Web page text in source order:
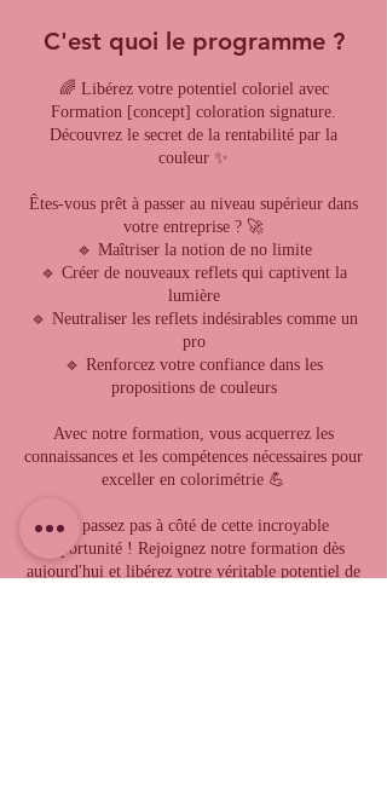
C'est quoi le programme ?
🌈 Libérez votre potentiel coloriel avec
Formation [concept] coloration signature.
Découvrez le secret de la rentabilité par la
couleur ✨
Êtes-vous prêt à passer au niveau supérieur dans
votre entreprise ? 🚀
🔹 Maîtriser la notion de no limite
🔹 Créer de nouveaux reflets qui captivent la
lumière
🔹 Neutraliser les reflets indésirables comme un
pro
🔹 Renforcez votre confiance dans les
propositions de couleurs
Avec notre formation, vous acquerrez les
connaissances et les compétences nécessaires pour
exceller en colorimétrie 💪
Ne passez pas à côté de cette incroyable
opportunité ! Rejoignez notre formation dès
aujourd'hui et libérez votre véritable potentiel de